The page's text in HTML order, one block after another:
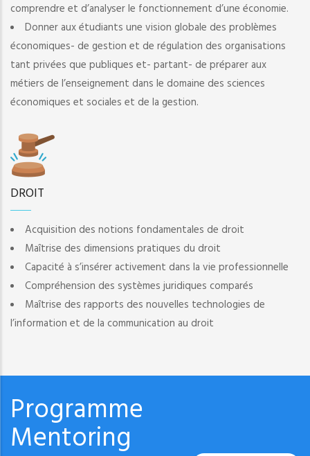
comprendre et d’analyser le fonctionnement d’une économie.
Donner aux étudiants une vision globale des problèmes
économiques- de gestion et de régulation des organisations
tant privées que publiques et- partant- de préparer aux
métiers de l’enseignement dans le domaine des sciences
économiques et sociales et de la gestion.
DROIT
Acquisition des notions fondamentales de droit
Maîtrise des dimensions pratiques du droit
Capacité à s’insérer activement dans la vie professionnelle
Compréhension des systèmes juridiques comparés
Maîtrise des rapports des nouvelles technologies de
l’information et de la communication au droit
Programme
Mentoring